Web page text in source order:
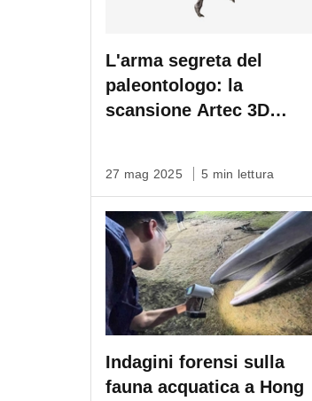
L'arma segreta del
paleontologo: la
scansione Artec 3D
27 mag 2025 5 min lettura
Indagini forensi sulla
fauna acquatica a Hong